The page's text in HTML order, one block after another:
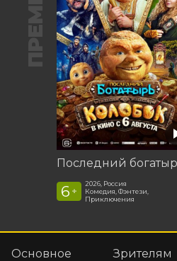
6 +
2026, Россия
Комедия, Фэнтези,
Приключения
Основное
Зрителям